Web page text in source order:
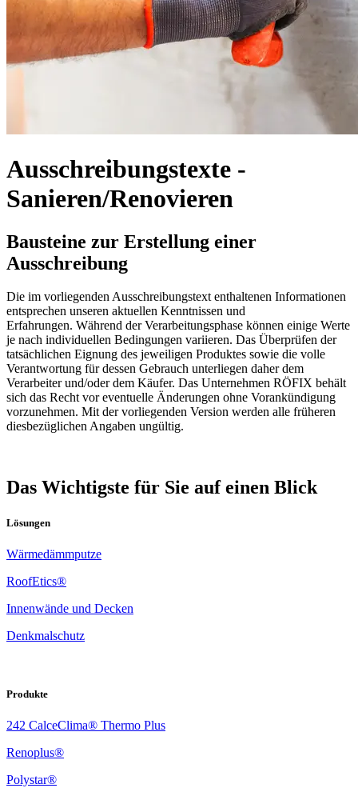
Ausschreibungstexte -
Sanieren/Renovieren
Bausteine zur Erstellung einer
Ausschreibung
Die im vorliegenden Ausschreibungstext enthaltenen Informationen
entsprechen unseren aktuellen Kenntnissen und
Erfahrungen. Während der Verarbeitungsphase können einige Werte
je nach individuellen Bedingungen variieren. Das Überprüfen der
tatsächlichen Eignung des jeweiligen Produktes sowie die volle
Verantwortung für dessen Gebrauch unterliegen daher dem
Verarbeiter und/oder dem Käufer. Das Unternehmen RÖFIX behält
sich das Recht vor eventuelle Änderungen ohne Vorankündigung
vorzunehmen. Mit der vorliegenden Version werden alle früheren
diesbezüglichen Angaben ungültig.
Das Wichtigste für Sie auf einen Blick
Lösungen
Wärmedämmputze
RoofEtics®
Innenwände und Decken
Denkmalschutz
Produkte
242 CalceClima® Thermo Plus
Renoplus®
Polystar®